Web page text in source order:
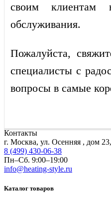
своим клиентам
обслуживания.
Пожалуйста,
специалисты с
вопросы в самые
Контакты
г. Москва, ул. Осенняя , дом
8 (499) 430-06-38
Пн–Сб. 9:00–19:00
info@heating-style.ru
Каталог товаров